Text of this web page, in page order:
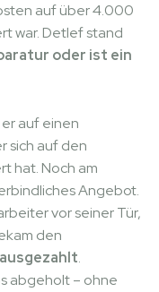
auf über 4.000
war. Detlef stand
oder ist ein
auf einen
sich auf den
hat. Noch am
Angebot.
vor seiner Tür,
den
.
abgeholt – ohne